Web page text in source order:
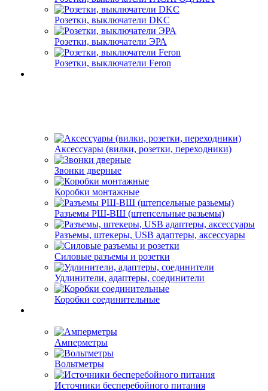
Розетки, выключатели DKC
Розетки, выключатели ЭРА
Розетки, выключатели Feron
Аксессуары (вилки, розетки, переходники)
Звонки дверные
Коробки монтажные
Разъемы РШ-ВШ (штепсельные разьемы)
Разъемы, штекеры, USB адаптеры, аксессуары
Силовые разъемы и розетки
Удлинители, адаптеры, соединители
Коробки соединительные
Амперметры
Вольтметры
Источники бесперебойного питания